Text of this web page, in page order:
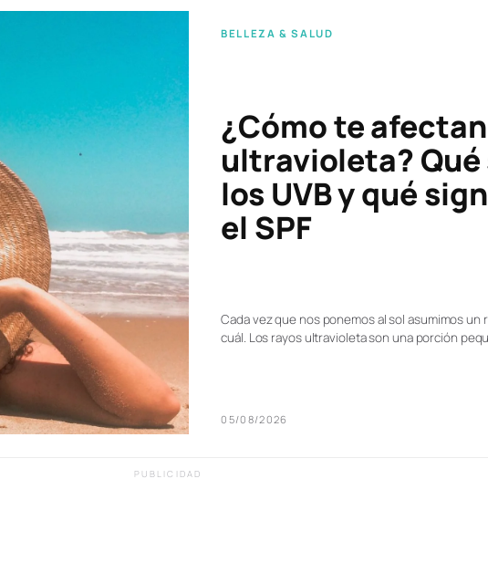
BELLEZA & SALUD
¿Cómo te
ultravioleta? Qué
los UVB y qué
el SPF
Cada vez que nos ponemos al sol asumimos
cuál. Los rayos ultravioleta son una porción
05/08/2026
PUBLICIDAD